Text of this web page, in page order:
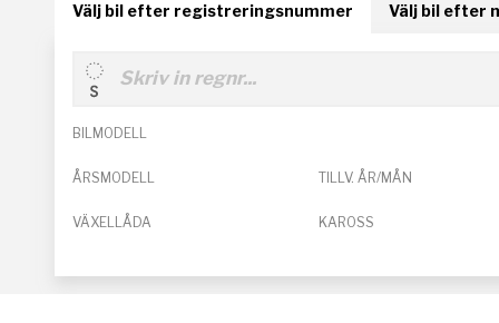
Välj bil efter registreringsnummer Välj bil efter
BILMODELL
ÅRSMODELL TILLV. ÅR/MÅN
VÄXELLÅDA KAROSS